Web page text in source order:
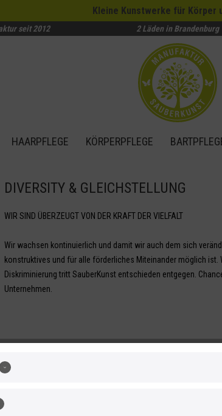
Kleine Kunstwerke für Körper
seit 2012 2 Läden in Brandenburg
HAARPFLEGE KÖRPERPFLEGE
DIVERSITY & GLEICHSTELLUNG
WIR SIND ÜBERZEUGT VON DER KRAFT DER VIELFALT
Wir wachsen kontinuierlich und damit wir auch dem sich
konstruktives und für alle förderliches Miteinander möglich
Diskriminierung tritt SauberKunst entschieden entgegen.
Unternehmen.